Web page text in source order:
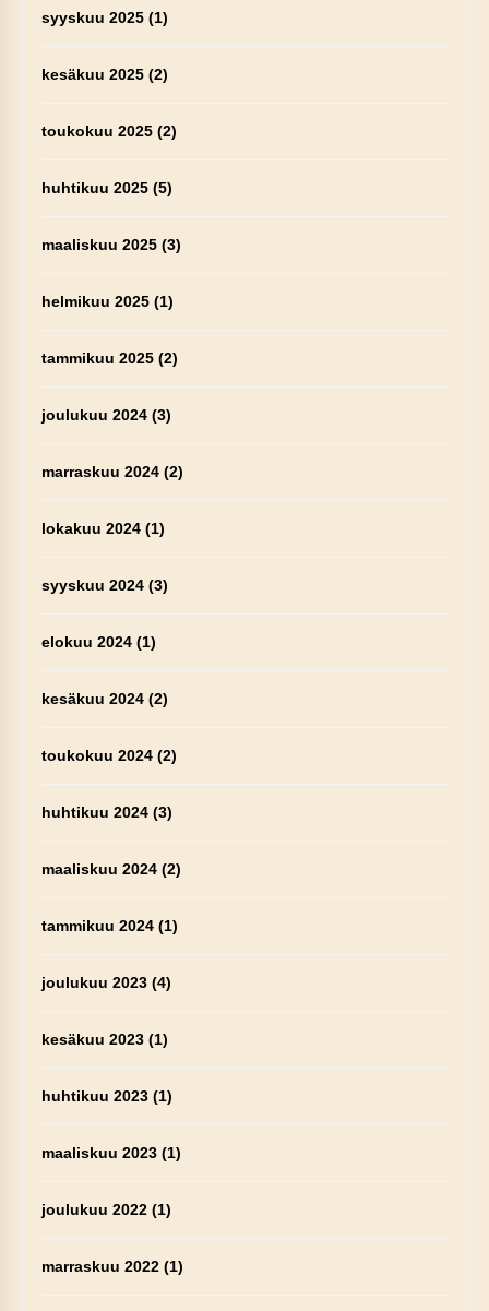
syyskuu 2025(1)
kesäkuu 2025(2)
toukokuu 2025(2)
huhtikuu 2025(5)
maaliskuu 2025(3)
helmikuu 2025(1)
tammikuu 2025(2)
joulukuu 2024(3)
marraskuu 2024(2)
lokakuu 2024(1)
syyskuu 2024(3)
elokuu 2024(1)
kesäkuu 2024(2)
toukokuu 2024(2)
huhtikuu 2024(3)
maaliskuu 2024(2)
tammikuu 2024(1)
joulukuu 2023(4)
kesäkuu 2023(1)
huhtikuu 2023(1)
maaliskuu 2023(1)
joulukuu 2022(1)
marraskuu 2022(1)